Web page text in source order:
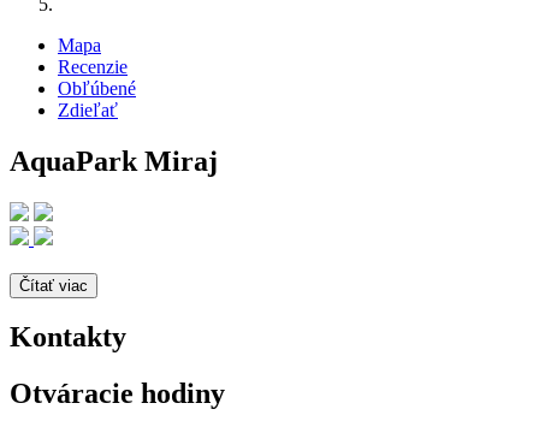
Mapa
Recenzie
Obľúbené
Zdieľať
AquaPark Miraj
Čítať viac
Kontakty
Otváracie hodiny